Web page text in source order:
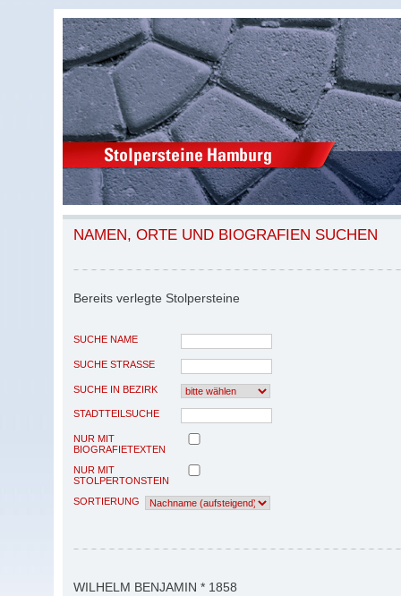
NAMEN, ORTE UND BIOGRAFIEN SUCHEN
Bereits verlegte Stolpersteine
SUCHE NAME
SUCHE STRASSE
SUCHE IN BEZIRK
STADTTEILSUCHE
NUR MIT
BIOGRAFIETEXTEN
NUR MIT
STOLPERTONSTEIN
SORTIERUNG
WILHELM BENJAMIN * 1858